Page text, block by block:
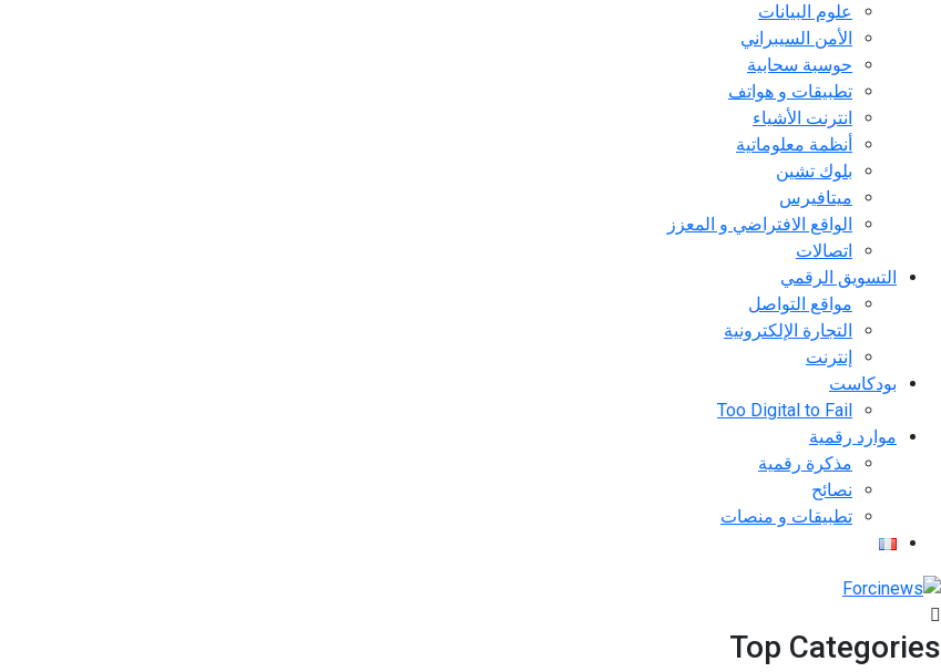
علوم البيانات
الأمن السيبراني
حوسبة سحابية
تطبيقات و هواتف
انترنت الأشياء
أنظمة معلوماتية
بلوك تشين
ميتافيرس
الواقع الافتراضي و المعزز
اتصالات
التسويق الرقمي
مواقع التواصل
التجارة الإلكترونية
إنترنت
بودكاست
Too Digital to Fail
موارد رقمية
مذكرة رقمية
نصائح
تطبيقات و منصات
Top Categories